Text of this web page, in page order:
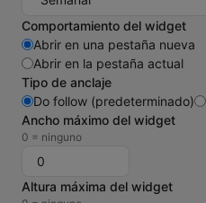
Comportamiento del widget
Abrir en una pestaña nueva
Abrir en la pestaña actual
Tipo de anclaje
Do follow (predeterminado)
Ancho máximo del widget
0 = ninguno
Altura máxima del widget